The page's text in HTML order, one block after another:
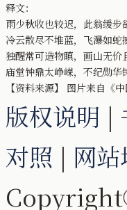
释文：
雨少秋收也较迟，此翁缓
冷云散尽不堆蓝，飞瀑如
独醒常可造物瞋，画山无
庙堂钟鼎太峥嵘，不纪勋
【资料来源】 图片来自《
版权说明 |
对照 | 网